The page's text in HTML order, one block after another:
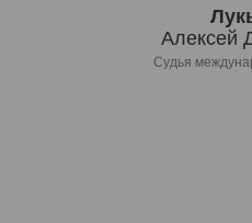
Алексей
Судья